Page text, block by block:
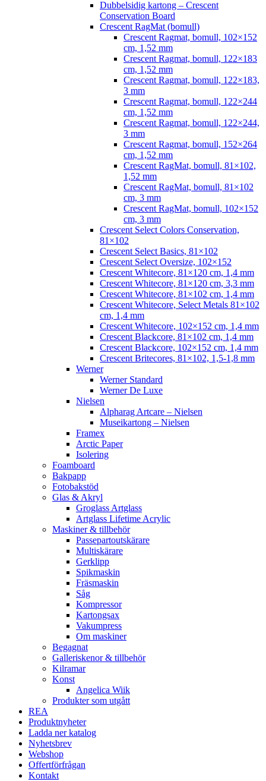
Dubbelsidig kartong – Crescent
Conservation Board
Crescent RagMat (bomull)
Crescent Ragmat, bomull, 102×152
cm, 1,52 mm
Crescent Ragmat, bomull, 122×183
cm, 1,52 mm
Crescent Ragmat, bomull, 122×183,
3 mm
Crescent Ragmat, bomull, 122×244
cm, 1,52 mm
Crescent Ragmat, bomull, 122×244,
3 mm
Crescent Ragmat, bomull, 152×264
cm, 1,52 mm
Crescent RagMat, bomull, 81×102,
1,52 mm
Crescent RagMat, bomull, 81×102
cm, 3 mm
Crescent RagMat, bomull, 102×152
cm, 3 mm
Crescent Select Colors Conservation,
81×102
Crescent Select Basics, 81×102
Crescent Select Oversize, 102×152
Crescent Whitecore, 81×120 cm, 1,4 mm
Crescent Whitecore, 81×120 cm, 3,3 mm
Crescent Whitecore, 81×102 cm, 1,4 mm
Crescent Whitecore, Select Metals 81×102
cm, 1,4 mm
Crescent Whitecore, 102×152 cm, 1,4 mm
Crescent Blackcore, 81×102 cm, 1,4 mm
Crescent Blackcore, 102×152 cm, 1,4 mm
Crescent Britecores, 81×102, 1,5-1,8 mm
Werner
Werner Standard
Werner De Luxe
Nielsen
Alpharag Artcare – Nielsen
Museikartong – Nielsen
Framex
Arctic Paper
Isolering
Foamboard
Bakpapp
Fotobakstöd
Glas & Akryl
Groglass Artglass
Artglass Lifetime Acrylic
Maskiner & tillbehör
Passepartoutskärare
Multiskärare
Gerklipp
Spikmaskin
Fräsmaskin
Såg
Kompressor
Kartongsax
Vakumpress
Om maskiner
Begagnat
Galleriskenor & tillbehör
Kilramar
Konst
Angelica Wiik
Produkter som utgått
REA
Produktnyheter
Ladda ner katalog
Nyhetsbrev
Webshop
Offertförfrågan
Kontakt